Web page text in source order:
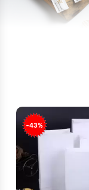
-43%